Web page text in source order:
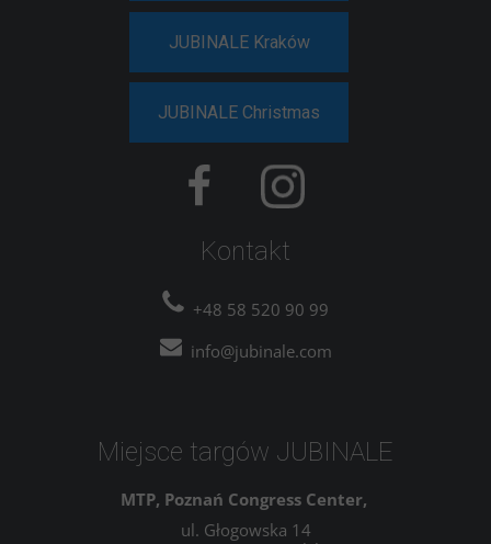
Kontakt
+48 58 520 90 99
info@jubinale.com
Miejsce targów JUBINALE
MTP, Poznań Congress Center,
ul. Głogowska 14
JUBINALE Christmas
JUBINALE Kraków